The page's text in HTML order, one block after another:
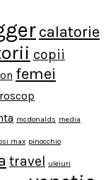
calatorie
copii
femei
mcdonalds media
max pinocchio
travel uleiuri